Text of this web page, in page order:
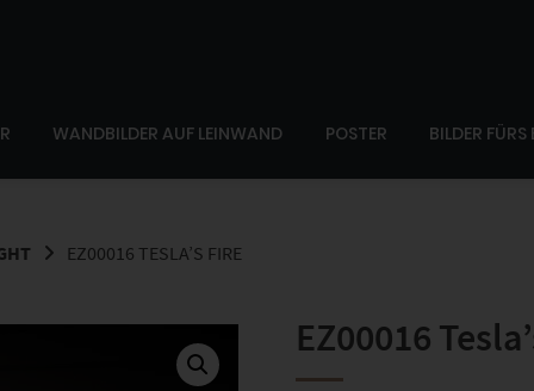
WANDBILDER AUF LEINWAND POSTER BILDER
EZ00016 TESLA’S FIRE
EZ00016